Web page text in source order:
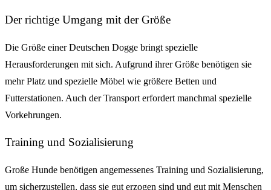
Der richtige Umgang mit der Größe
Die Größe einer Deutschen Dogge bringt spezielle
Herausforderungen mit sich. Aufgrund ihrer Größe benötigen sie
mehr Platz und spezielle Möbel wie größere Betten und
Futterstationen. Auch der Transport erfordert manchmal spezielle
Vorkehrungen.
Training und Sozialisierung
Große Hunde benötigen angemessenes Training und Sozialisierung,
um sicherzustellen, dass sie gut erzogen sind und gut mit Menschen